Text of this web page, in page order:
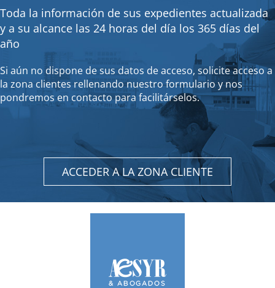
Toda la información de sus expedientes actualizada
y a su alcance las 24 horas del día los 365 días del
año
Si aún no dispone de sus datos de acceso, solicite acceso a
la zona clientes rellenando nuestro formulario y nos
pondremos en contacto para facilitárselos.
ACCEDER A LA ZONA CLIENTE